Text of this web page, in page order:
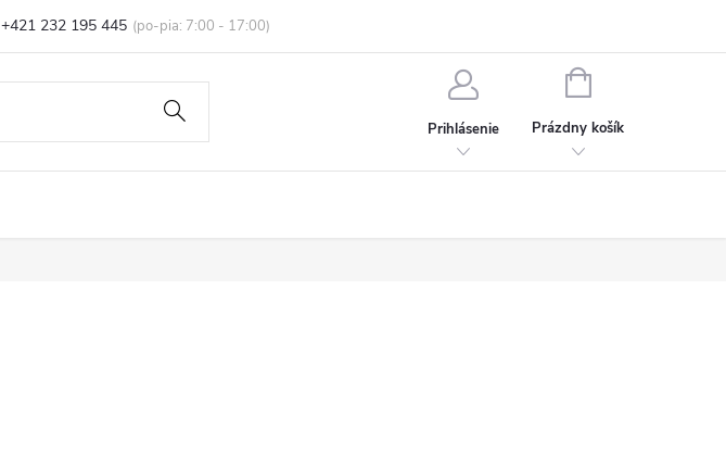
+421 232 195 445
Obchodné podmienky Podmienky ochrany osobných údajov
Prihlásenie
NÁKUPNÝ
Prázdny košík